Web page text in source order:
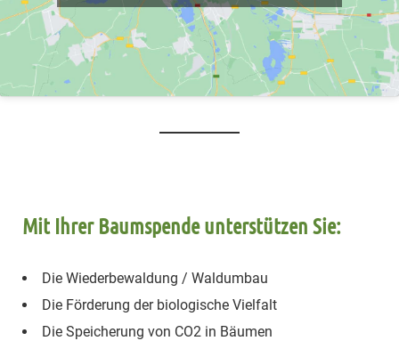
Mit Ihrer Baumspende unterstützen Sie:
Die Wiederbewaldung / Waldumbau
Die Förderung der biologische Vielfalt
Die Speicherung von CO2 in Bäumen